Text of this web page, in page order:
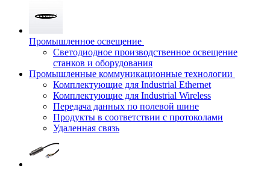
Промышленное освещение
Светодиодное производственное освещение
станков и оборудования
Промышленные коммуникационные технологии
Комплектующие для Industrial Ethernet
Комплектующие для Industrial Wireless
Передача данных по полевой шине
Продукты в соответствии с протоколами
Удаленная связь